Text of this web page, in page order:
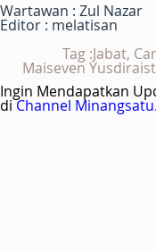
Wartawan : Zul Nazar
Editor : melatisan
Tag :Jabat,
Maiseven
Ingin Mendapatkan
diChannel